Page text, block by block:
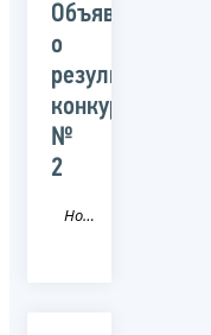
Объявление
о
результатах
конкурса
№
2
Новость